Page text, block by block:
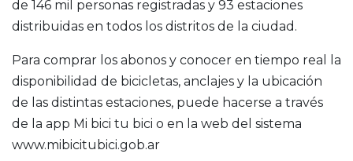
de 146 mil personas registradas y 93 estaciones
distribuidas en todos los distritos de la ciudad.
Para comprar los abonos y conocer en tiempo real la
disponibilidad de bicicletas, anclajes y la ubicación
de las distintas estaciones, puede hacerse a través
de la app Mi bici tu bici o en la web del sistema
www.mibicitubici.gob.ar